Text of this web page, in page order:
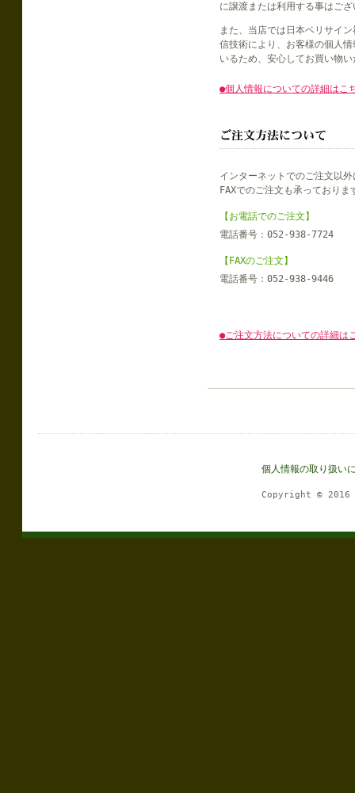
に譲渡または利用する事はご
また、当店では日本ベリサイ
信技術により、お客様の個人
いるため、安心してお買い物
●個人情報についての詳細はこ
インターネットでのご注文以
FAXでのご注文も承っておりま
【お電話でのご注文】
電話番号：052-938-7724
【FAXのご注文】
電話番号：052-938-9446
●ご注文方法についての詳細は
個人情報の取り扱い
Copyright © 2016